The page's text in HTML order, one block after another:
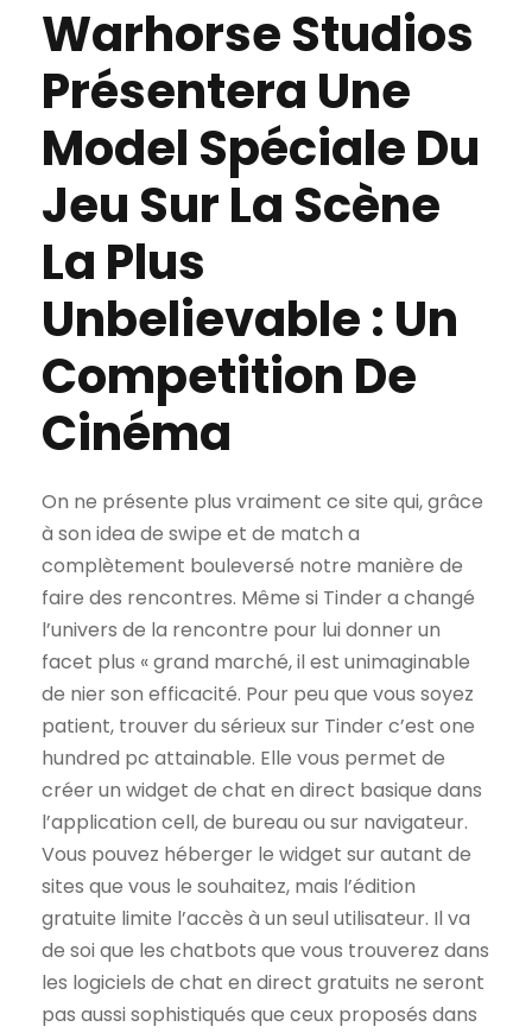
Warhorse Studios
Présentera Une
Model Spéciale Du
Jeu Sur La Scène
La Plus
Unbelievable : Un
Competition De
Cinéma
On ne présente plus vraiment ce site qui, grâce
à son idea de swipe et de match a
complètement bouleversé notre manière de
faire des rencontres. Même si Tinder a changé
l’univers de la rencontre pour lui donner un
facet plus « grand marché, il est unimaginable
de nier son efficacité. Pour peu que vous soyez
patient, trouver du sérieux sur Tinder c’est one
hundred pc attainable. Elle vous permet de
créer un widget de chat en direct basique dans
l’application cell, de bureau ou sur navigateur.
Vous pouvez héberger le widget sur autant de
sites que vous le souhaitez, mais l’édition
gratuite limite l’accès à un seul utilisateur. Il va
de soi que les chatbots que vous trouverez dans
les logiciels de chat en direct gratuits ne seront
pas aussi sophistiqués que ceux proposés dans